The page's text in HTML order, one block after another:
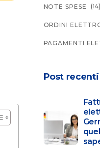
NOTE SPESE (14)
ORDINI
PAGAMENTI
Post recenti